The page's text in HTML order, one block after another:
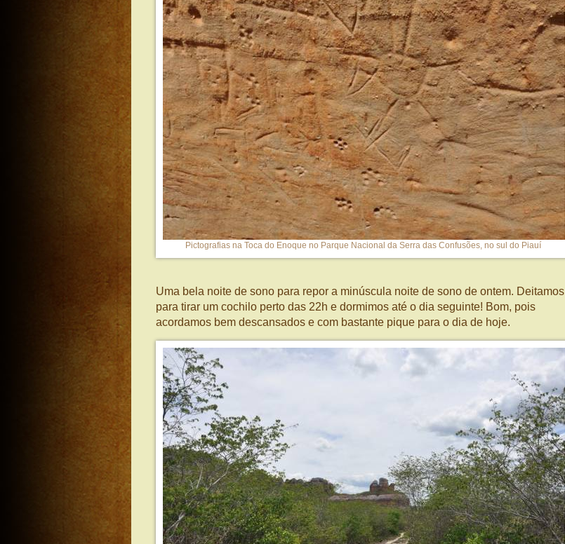
Pictografias na Toca do Enoque no Parque Nacional da Serra das Confusões, no sul do Piauí
Uma bela noite de sono para repor a minúscula noite de sono de ontem. Deitamos
para tirar um cochilo perto das 22h e dormimos até o dia seguinte! Bom, pois
acordamos bem descansados e com bastante pique para o dia de hoje.